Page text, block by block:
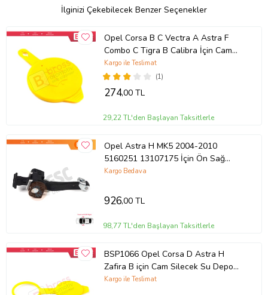
parçalarıdır. Ürünlerimiz, Kaliteli Yerli Üretim Yan Sanayii Ürünüdür,
OEM Numaraları Sadece Referans İçindir. Lütfen satın almadan
önce kendi parçanızı bizim ürün resimleri ile kıyaslayınız.
Ürün Kodu:
İlginizi Çekebilecek Benzer Seçenekler
Opel Corsa B C Vectra A Astra F
Combo C Tigra B Calibra İçin Cam
Su Depo Kapağı 1450591
(1)
Kargo ile Teslimat
274,00 TL
29,22 TL'den Başlayan Taksitlerle
Opel Astra H MK5 2004-2010
5160251 13107175 İçin Ön Sağ
veya Sol Kapı Gergi Yayı
Kargo Bedava
926,00 TL
98,77 TL'den Başlayan Taksitlerle
BSP1066 Opel Corsa D Astra H
Zafira B için Cam Silecek Su Depo
Kapağı 13118170
Kargo ile Teslimat